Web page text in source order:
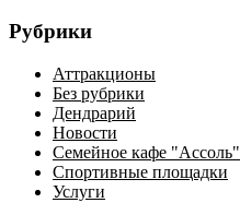
Рубрики
Аттракционы
Без рубрики
Дендрарий
Новости
Семейное кафе "Ассоль"
Спортивные площадки
Услуги